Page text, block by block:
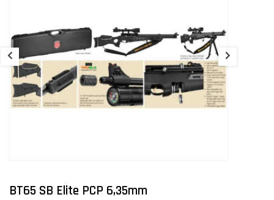
BT65 SB Elite PCP 6,35mm